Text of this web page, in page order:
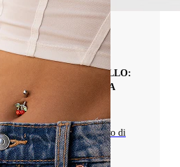
A FERRO DI CAVALLO:
E CONSIGLI PER LA
i gioielli da piercing a ferro di
e posizionamenti ideali.